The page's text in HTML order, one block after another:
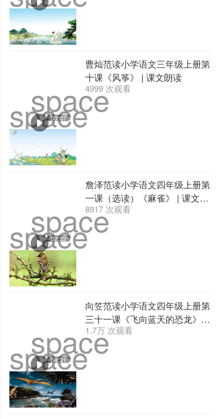
space
space
03:07
曹灿范读小学语文三年级上册第
十课《风筝》 | 课文朗读
4999 次观看
space
space
02:22
詹泽范读小学语文四年级上册第
一课（选读）《麻雀》 | 课文朗
读
8917 次观看
space
space
04:31
向笠范读小学语文四年级上册第
三十一课《飞向蓝天的恐龙》 |
课文朗读
1.7万 次观看